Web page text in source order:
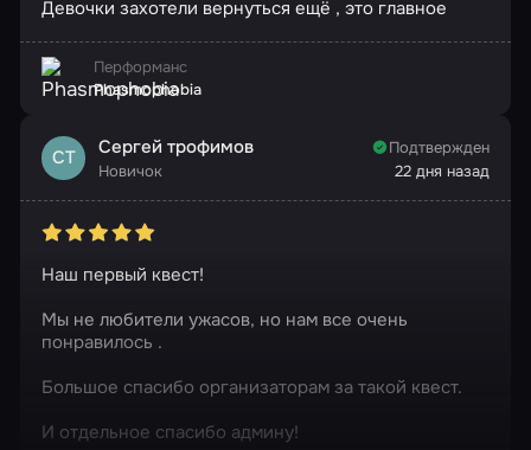
Девочки захотели вернуться ещё , это главное
Перформанс
Phasmophobia
СТ Сергей трофимов
Новичок
Подтвержден
22 дня назад
Наш первый квест!
Мы не любители ужасов, но нам все очень
понравилось .
Большое спасибо организаторам за такой квест.
И отдельное спасибо админу!